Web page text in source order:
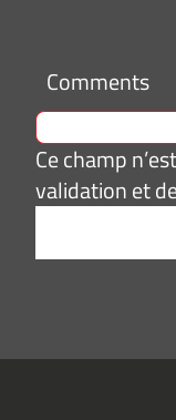
Comments
Ce champ
validation et
e-